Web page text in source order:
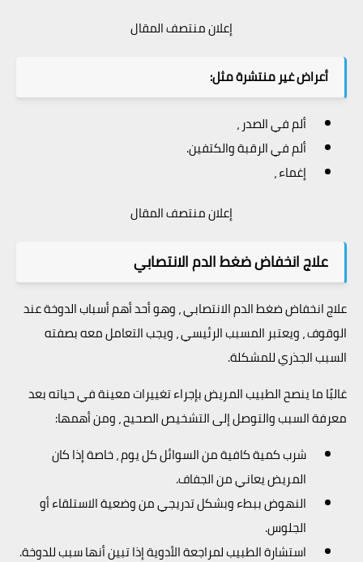
إعلان منتصف المقال
أعراض غير منتشرة مثل:
ألم في الصدر ،
ألم في الرقبة والكتفين.
إغماء ،
إعلان منتصف المقال
علاج انخفاض ضغط الدم الانتصابي
علاج انخفاض ضغط الدم الانتصابي ، وهو أحد أهم أسباب الدوخة عند
الوقوف ، ويعتبر المسبب الرئيسي ، ويجب التعامل معه بصفته
السبب الجذري للمشكلة.
غالبًا ما ينصح الطبيب المريض بإجراء تغييرات معينة في حياته بعد
معرفة السبب والتوصل إلى التشخيص الصحيح ، ومن أهمها:
شرب كمية كافية من السوائل كل يوم ، خاصة إذا كان
المريض يعاني من الجفاف.
النهوض ببطء وبشكل تدريجي من وضعية الاستلقاء أو
الجلوس.
استشارة الطبيب لمراجعة الأدوية إذا تبين أنها سبب للدوخة.